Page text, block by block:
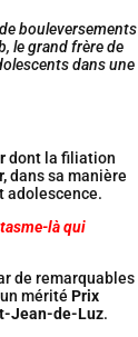
bouleversements
le grand frère de
dans une
dont la filiation
dans sa manière
adolescence.
là qui
de remarquables
mérité Prix
Jean-de-Luz.